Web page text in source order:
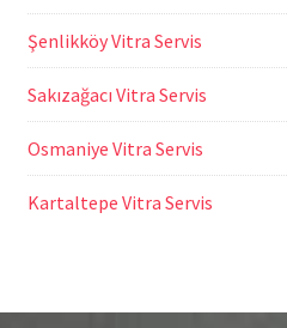
Şenlikköy Vitra Servis
Sakızağacı Vitra Servis
Osmaniye Vitra Servis
Kartaltepe Vitra Servis